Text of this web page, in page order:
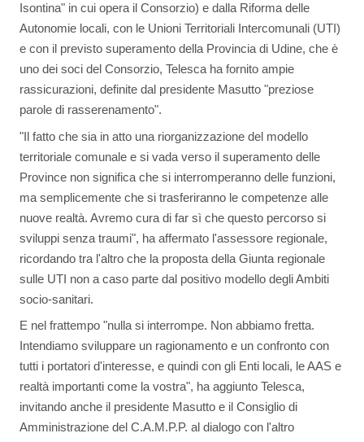
Isontina" in cui opera il Consorzio) e dalla Riforma delle
Autonomie locali, con le Unioni Territoriali Intercomunali (UTI)
e con il previsto superamento della Provincia di Udine, che è
uno dei soci del Consorzio, Telesca ha fornito ampie
rassicurazioni, definite dal presidente Masutto "preziose
parole di rasserenamento".
"Il fatto che sia in atto una riorganizzazione del modello
territoriale comunale e si vada verso il superamento delle
Province non significa che si interromperanno delle funzioni,
ma semplicemente che si trasferiranno le competenze alle
nuove realtà. Avremo cura di far sì che questo percorso si
sviluppi senza traumi", ha affermato l'assessore regionale,
ricordando tra l'altro che la proposta della Giunta regionale
sulle UTI non a caso parte dal positivo modello degli Ambiti
socio-sanitari.
E nel frattempo "nulla si interrompe. Non abbiamo fretta.
Intendiamo sviluppare un ragionamento e un confronto con
tutti i portatori d'interesse, e quindi con gli Enti locali, le AAS e
realtà importanti come la vostra", ha aggiunto Telesca,
invitando anche il presidente Masutto e il Consiglio di
Amministrazione del C.A.M.P.P. al dialogo con l'altro